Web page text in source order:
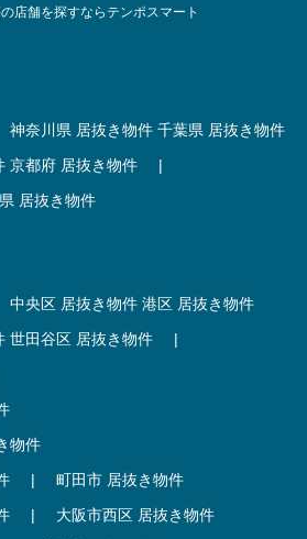
店舗を探すならテンポスマート
神奈川県 居抜き物件 千葉県 居抜き物件
京都府 居抜き物件
|
居抜き物件
中央区 居抜き物件 港区 居抜き物件
世田谷区 居抜き物件
|
物件
|
町田市 居抜き物件
|
大阪市西区 居抜き物件